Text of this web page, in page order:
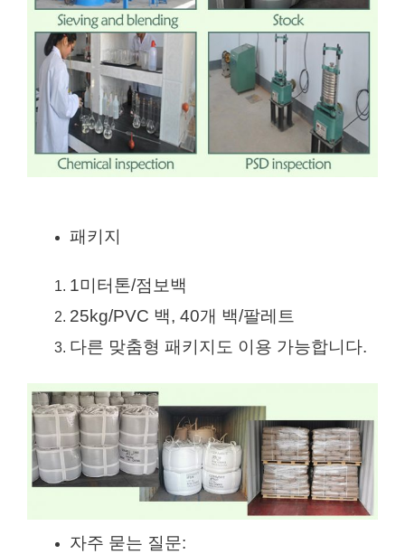
패키지
1미터톤/점보백
25kg/PVC 백, 40개 백/팔레트
다른 맞춤형 패키지도 이용 가능합니다.
자주 묻는 질문: